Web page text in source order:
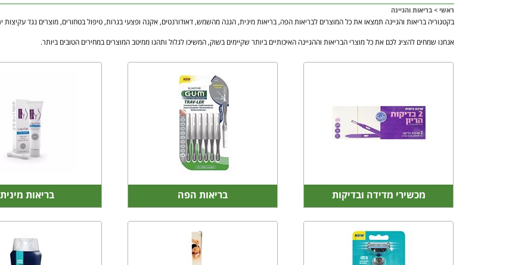
ראשי > בריאות והגיינה
בקטגוריה בריאות והגיינה תמצאו את כל המוצרים לבריאות הפה, בריאות מינית, הגנה מהשמש, דאודורנטים, אקנה ופצעי בגרות, טיפול בטחורים, מוצרים נגד עקיצות
אנחנו שמחים להציג לכם את כל מוצרי הבריאות וההגיינה האיכותיים ביותר שקיימים בשוק, המשיכו לגלול ותהנו ממיטב המוצרים במחירים הטובים ביותר.
מכשירי מדידה ובדיקות בריאות הפה בריאות מינית